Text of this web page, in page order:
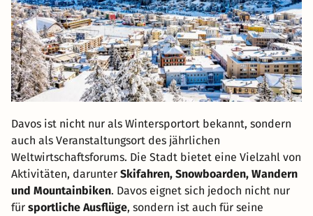
Davos ist nicht nur als Wintersportort bekannt, sondern
auch als Veranstaltungsort des jährlichen
Weltwirtschaftsforums. Die Stadt bietet eine Vielzahl von
Aktivitäten, darunter Skifahren, Snowboarden, Wandern
und Mountainbiken. Davos eignet sich jedoch nicht nur
für sportliche Ausflüge, sondern ist auch für seine